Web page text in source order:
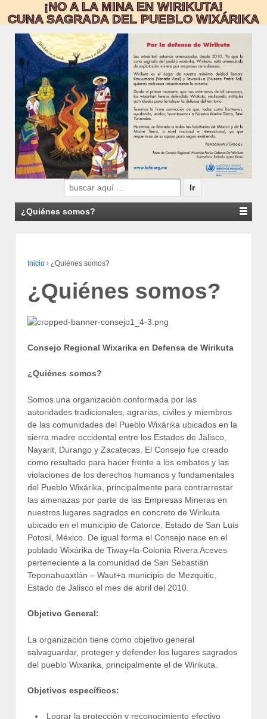
¡NO A LA MINA EN WIRIKUTA!
CUNA SAGRADA DEL PUEBLO WIXÁRIKA
Search
for:
¿Quiénes somos?
Inicio › ¿Quiénes somos?
¿Quiénes somos?
Consejo Regional Wixarika en Defensa de Wirikuta
¿Quiénes somos?
Somos una organización conformada por las
autoridades tradicionales, agrarias, civiles y miembros
de las comunidades del Pueblo Wixárika ubicados en la
sierra madre occidental entre los Estados de Jalisco,
Nayarit, Durango y Zacatecas. El Consejo fue creado
como resultado para hacer frente a los embates y las
violaciones de los derechos humanos y fundamentales
del Pueblo Wixárika, principalmente para contrarrestar
las amenazas por parte de las Empresas Mineras en
nuestros lugares sagrados en concreto de Wirikuta
ubicado en el municipio de Catorce, Estado de San Luis
Potosí, México. De igual forma el Consejo nace en el
poblado Wixárika de Tiway+la-Colonia Rivera Aceves
perteneciente a la comunidad de San Sebastián
Teponahuaxtlán – Waut+a municipio de Mezquitic,
Estado de Jalisco el mes de abril del 2010.
Objetivo General:
La organización tiene como objetivo general
salvaguardar, proteger y defender los lugares sagrados
del pueblo Wixarika, principalmente el de Wirikuta.
Objetivos específicos:
Lograr la protección y reconocimiento efectivo